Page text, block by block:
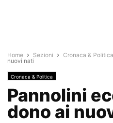
Home Sezioni Cronaca & Politica
nuovi nati
Cronaca & Politica
Pannolini
dono ai